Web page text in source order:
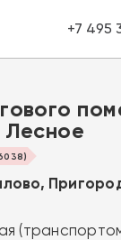
+7 495
(транспортом